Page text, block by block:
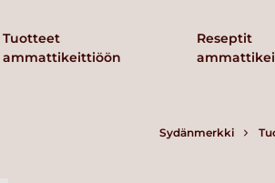
Tuotteet
ammattikeittiöön
Reseptit
Sydänmerkki